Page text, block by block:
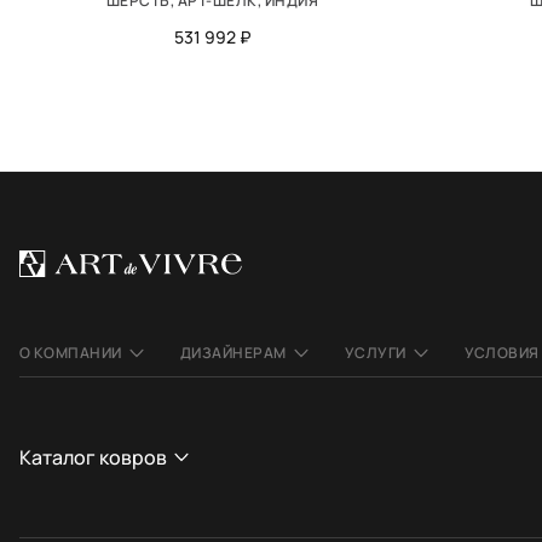
531 992 ₽
О КОМПАНИИ ДИЗАЙНЕРАМ УСЛУГИ УСЛОВИЯ
Каталог ковров